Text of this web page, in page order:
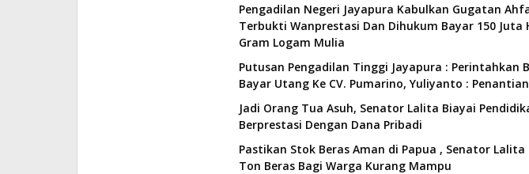
Pengadilan Negeri Jayapura Kabulkan Gugatan
Terbukti Wanprestasi Dan Dihukum Bayar 150 Juta
Gram Logam Mulia
Putusan Pengadilan Tinggi Jayapura : Perintahkan
Bayar Utang Ke CV. Pumarino, Yuliyanto :
Jadi Orang Tua Asuh, Senator Lalita Biayai
Berprestasi Dengan Dana Pribadi
Pastikan Stok Beras Aman di Papua , Senator Lalita
Ton Beras Bagi Warga Kurang Mampu